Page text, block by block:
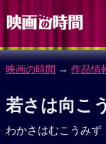
映画の時間 → 作品情
若さは向こ
わかさはむこうみず